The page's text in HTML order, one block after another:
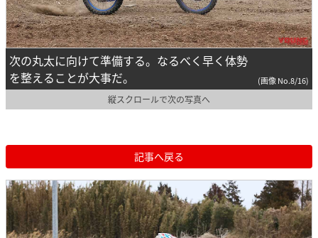
次の丸太に向けて準備する。なるべく早く体勢
を整えることが大事だ。
(画像 No.8/16)
縦スクロールで次の写真へ
記事へ戻る